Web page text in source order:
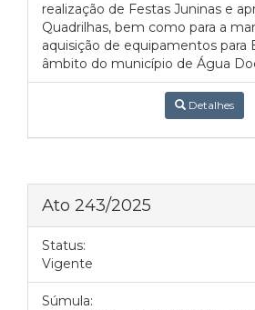
realização de Festas Juninas e
Quadrilhas, bem como para a
aquisição de equipamentos para
âmbito do município de Água
Detalhes
Ato 243/2025
Status:
Vigente
Súmula: